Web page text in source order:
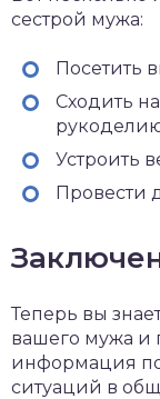
сестрой мужа:
Посетить
Сходить
Устроить
Провести
Теперь вы
вашего мужа и
информация
ситуаций в